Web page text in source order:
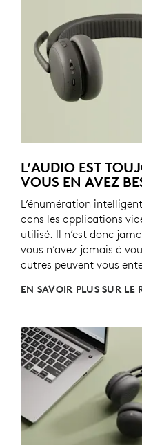
L’AUDIO EST
VOUS EN AVEZ
L’énumération
dans les applications
utilisé. Il n’est donc
vous n’avez jamais à
autres peuvent vous
EN SAVOIR PLUS SUR LE